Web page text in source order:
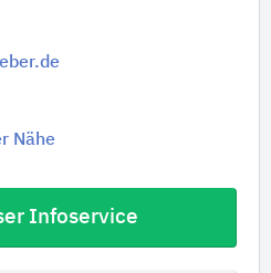
Nähe
Infoservice